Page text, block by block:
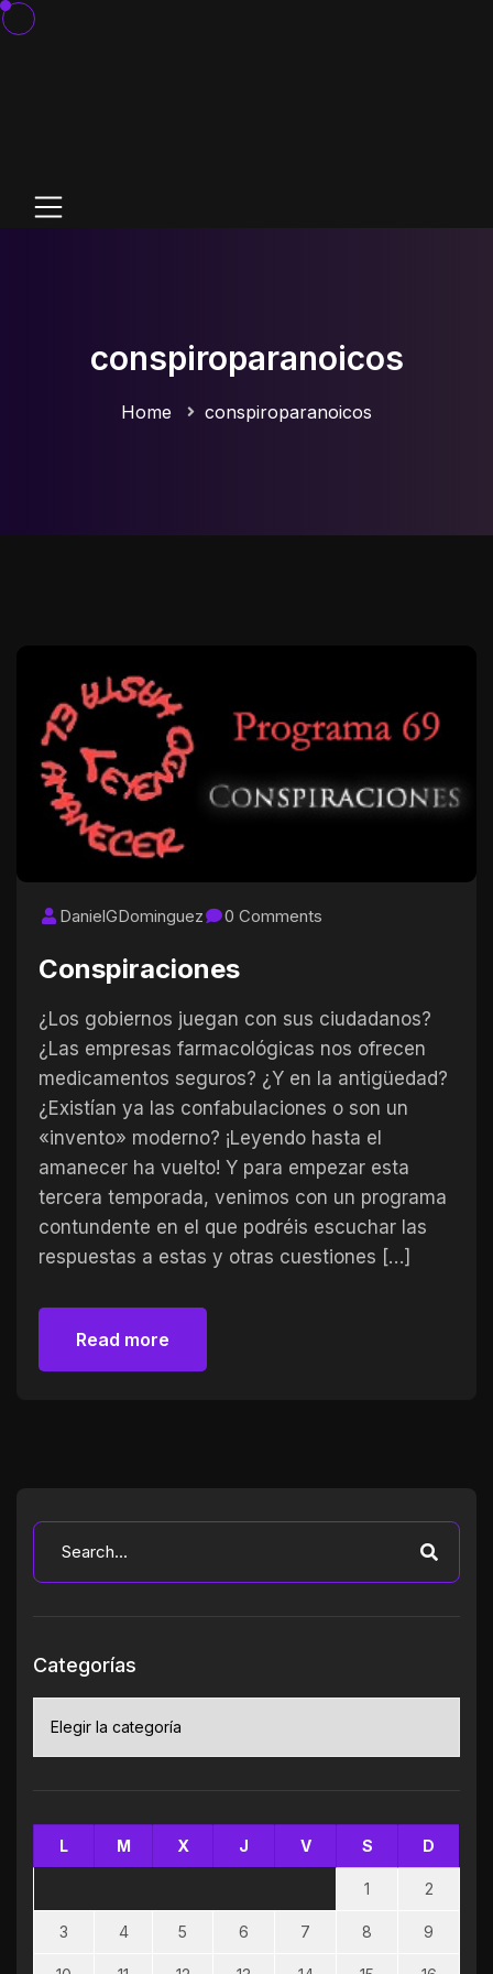
conspiroparanoicos
Home conspiroparanoicos
DanielGDominguez 0 Comments
Conspiraciones
¿Los gobiernos juegan con sus ciudadanos?
¿Las empresas farmacológicas nos ofrecen
medicamentos seguros? ¿Y en la antigüedad?
¿Existían ya las confabulaciones o son un
«invento» moderno? ¡Leyendo hasta el
amanecer ha vuelto! Y para empezar esta
tercera temporada, venimos con un programa
contundente en el que podréis escuchar las
respuestas a estas y otras cuestiones […]
Read more
Categorías
L M X J V S D
1 2
3 4 5 6 7 8 9